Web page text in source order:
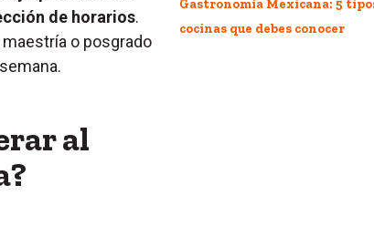
de horarios.
o posgrado
al
Gastronomía Mexicana: 5
cocinas que debes conocer